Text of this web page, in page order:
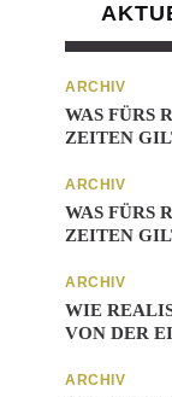
ARCHIV
WAS FÜRS
ZEITEN
ARCHIV
WAS FÜRS
ZEITEN
ARCHIV
WIE
VON DER
ARCHIV